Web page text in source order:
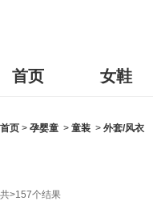
首页 女鞋
首页 > 孕婴童 > 童装 > 外套/风衣
共>157个结果